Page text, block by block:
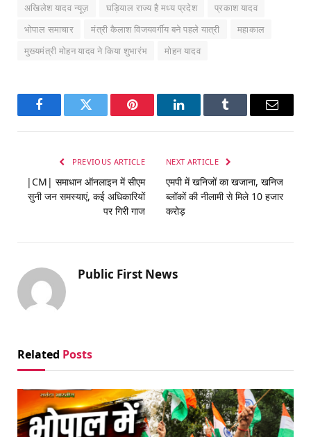
अखिलेश यादव न्यूज़
घड़ियाल राज्य है मध्य प्रदेश
प्रकाश यादव
भोपाल समाचार
मंत्री कैलाश विजयवर्गीय बने पहले यात्री
महाकाल
मुख्यमंत्री मोहन यादव ने किया शुभारंभ
मोहन यादव
FacebookTwitter Pinterest LinkedInTumblr Email
PREVIOUS ARTICLE
|CM| समाधान ऑनलाइन में सीएम
सुनी जन समस्याएं, कई अधिकारियों
पर गिरी गाज
NEXT ARTICLE
एमपी में खनिजों का खजाना, खनिज
ब्लॉकों की नीलामी से मिले 10 हजार
करोड़
Public First News
Related Posts